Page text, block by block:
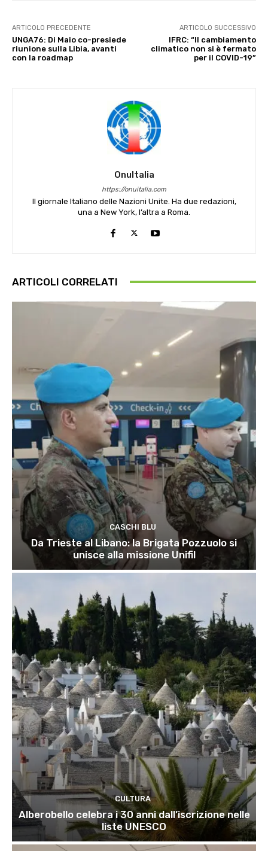
ARTICOLO PRECEDENTE
UNGA76: Di Maio co-presiede
riunione sulla Libia, avanti
con la roadmap
ARTICOLO SUCCESSIVO
IFRC: “Il cambiamento
climatico non si è fermato
per il COVID-19”
OnuItalia
https://onuitalia.com
Il giornale Italiano delle Nazioni Unite. Ha due redazioni,
una a New York, l’altra a Roma.
ARTICOLI CORRELATI
CASCHI BLU
Da Trieste al Libano: la Brigata Pozzuolo si
unisce alla missione Unifil
CULTURA
Alberobello celebra i 30 anni dall’iscrizione nelle
liste UNESCO